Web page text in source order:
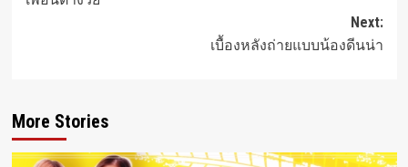
navigation
Next:
เบื้องหลังถ่ายแบบน้องดีนน่า
More Stories